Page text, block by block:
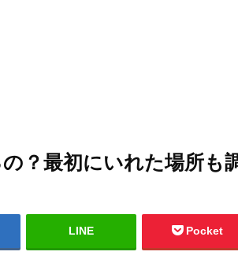
？最初にいれた場所も
LINE Pocket